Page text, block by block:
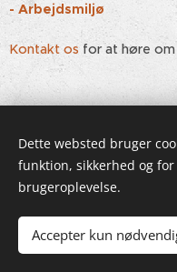
- Arbejdsmiljø
Kontakt os for at høre
Dette websted bruger
funktion, sikkerhed og
brugeroplevelse.
Accepter kun